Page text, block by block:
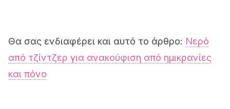
Θα σας ενδιαφέρει και αυτό το άρθρο: Νερό
από τζίντζερ για ανακούφιση από ημικρανίες
και πόνο